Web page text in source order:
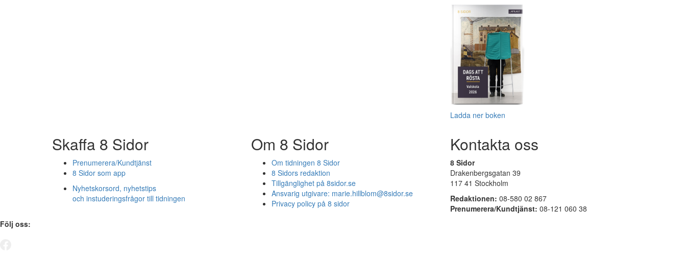
Ladda ner boken
Skaffa 8 Sidor
Prenumerera/Kundtjänst
8 Sidor som app
Nyhetskorsord, nyhetstips
och instuderingsfrågor till tidningen
Om 8 Sidor
Om tidningen 8 Sidor
8 Sidors redaktion
Tillgänglighet på 8sidor.se
Ansvarig utgivare: marie.hillblom@8sidor.se
Privacy policy på 8 sidor
Kontakta oss
8 Sidor
Drakenbergsgatan 39
117 41 Stockholm
Redaktionen: 08-580 02 867
Prenumerera/Kundtjänst: 08-121 060 38
Följ oss: